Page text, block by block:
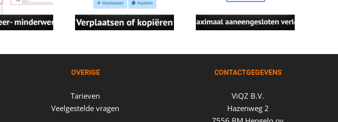
OVERIGE
Tarieven
Veelgestelde vragen
CONTACTGEGEVENS
ViQZ B.V.
Hazenweg 2